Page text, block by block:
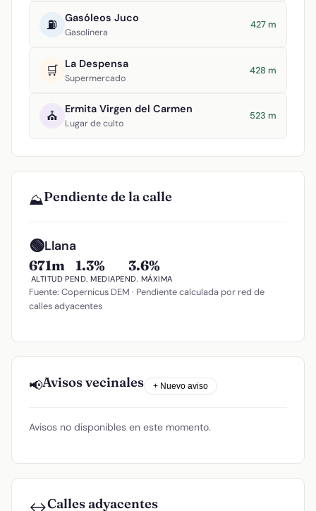
⛽ Gasóleos Juco
Gasolinera
427 m
🛒 La Despensa
Supermercado
428 m
⛪ Ermita Virgen del Carmen
Lugar de culto
523 m
⛰️Pendiente de la calle
🟢Llana
671m
ALTITUD
1.3%
PEND. MEDIA
3.6%
PEND. MÁXIMA
Fuente: Copernicus DEM · Pendiente calculada por red de
calles adyacentes
📢Avisos vecinales + Nuevo aviso
Avisos no disponibles en este momento.
↔️Calles adyacentes